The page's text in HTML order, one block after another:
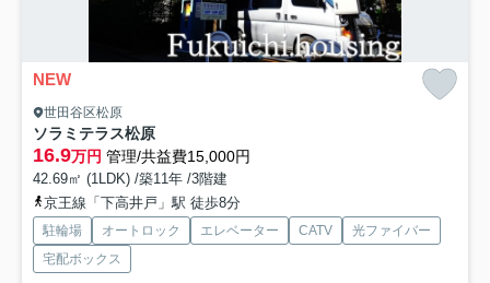
NEW
世田谷区松原
ソラミテラス松原
16.9万円 管理/共益費15,000円
42.69㎡ (1LDK) /築11年 /3階建
京王線「下高井戸」駅 徒歩8分
駐輪場 オートロック エレベーター CATV
光ファイバー
宅配ボックス